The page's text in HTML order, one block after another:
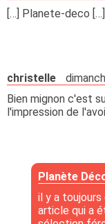
[…] Planete-deco […]
christelle
Bien mignon c'est
l'impression de
Planète
il y a
article qui a